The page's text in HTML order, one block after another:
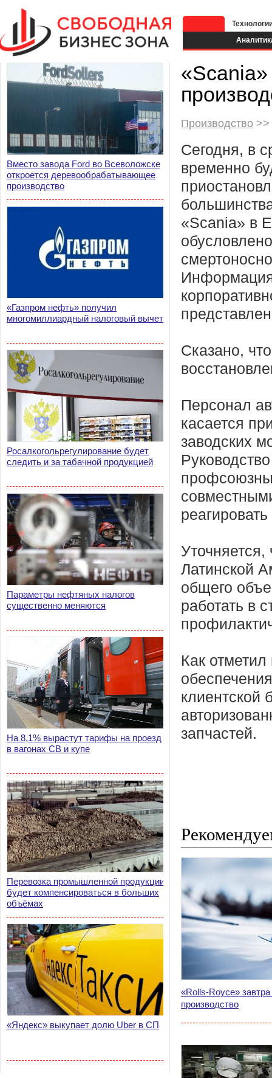
Вместо завода Ford во Всеволожске
откроется деревообрабатывающее
производство
«Газпром нефть» получил
многомиллиардный налоговый вычет
Росалкогольрегулирование будет
следить и за табачной продукцией
Параметры нефтяных налогов
существенно меняются
На 8,1% вырастут тарифы на проезд
в вагонах СВ и купе
Перевозка промышленной продукции
будет компенсироваться в больших
объёмах
«Яндекс» выкупает долю Uber в СП
«Scania»
Производство >>
Сегодня, в
временно
«Scania» в
Сказано,
Персонал
касается
заводских
Уточняется,
Латинской
общего
работать в
Как
клиентской
запчастей.
«Rolls-Royce»
производство